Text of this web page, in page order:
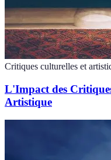
Critiques culturelles et
L'Impact des
Artistique